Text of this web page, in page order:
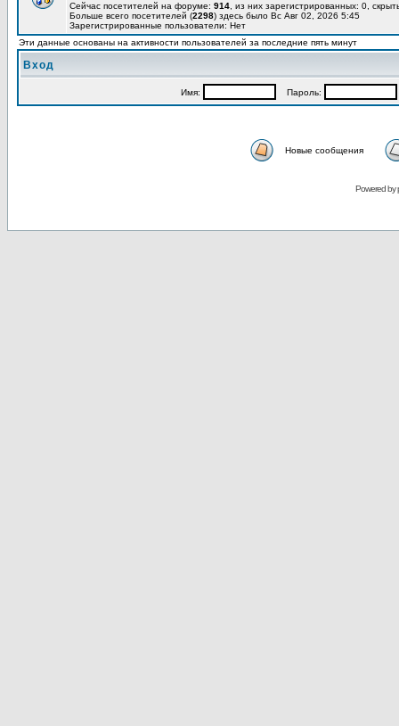
Сейчас посетителей на форуме: 914 , из них зарегистрированных: 0,
Больше всего посетителей (2298) здесь было Вс Авг 02, 2026 5:45
Зарегистрированные пользователи: Нет
Эти данные основаны на активности пользователей за последние пять минут
Вход
Имя: Пароль:
Новые сообщения
Powered by